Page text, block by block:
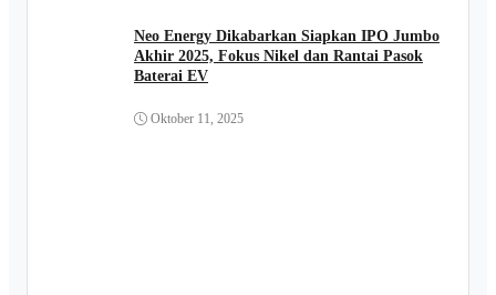
Neo Energy Dikabarkan Siapkan IPO Jumbo
Akhir 2025, Fokus Nikel dan Rantai Pasok
Baterai EV
Oktober 11, 2025